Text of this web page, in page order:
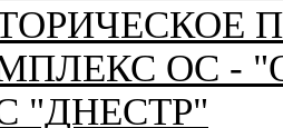
ОС -
"ДНЕСТР"